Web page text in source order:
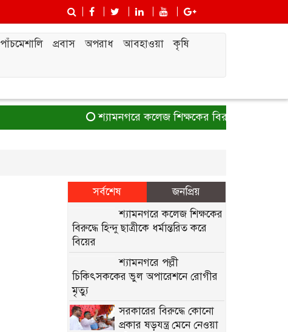
পাঁচমেশালি প্রবাস অপরাধ আবহাওয়া
কৃষি
শ্যামনগরে কলেজ শিক্ষকের বিরুদ্ধে হিন্দু
সর্বশেষ
জনপ্রিয়
শ্যামনগরে কলেজ শিক্ষকের
বিরুদ্ধে হিন্দু ছাত্রীকে ধর্মান্তরিত করে
বিয়ের
শ্যামনগরে পল্লী
চিকিৎসককের ভুল অপারেশনে রোগীর
মৃত্যু
সরকারের বিরুদ্ধে কোনো
প্রকার ষড়যন্ত্র মেনে নেওয়া